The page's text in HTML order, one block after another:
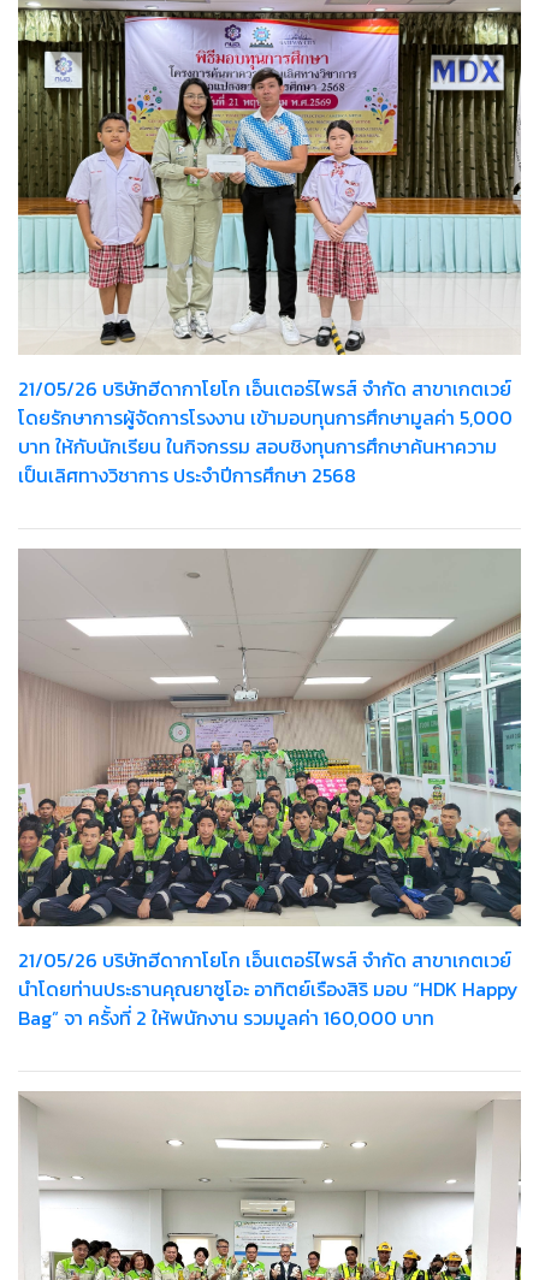
21/05/26 บริษัทฮีดากาโยโก เอ็นเตอร์ไพรส์ จำกัด สาขาเกตเวย์
โดยรักษาการผู้จัดการโรงงาน เข้ามอบทุนการศึกษามูลค่า 5,000
บาท ให้กับนักเรียน ในกิจกรรม สอบชิงทุนการศึกษาค้นหาความ
เป็นเลิศทางวิชาการ ประจำปีการศึกษา 2568
21/05/26 บริษัทฮีดากาโยโก เอ็นเตอร์ไพรส์ จำกัด สาขาเกตเวย์
นำโดยท่านประธานคุณยาซูโอะ อาทิตย์เรืองสิริ มอบ “HDK Happy
Bag” จา ครั้งที่ 2 ให้พนักงาน รวมมูลค่า 160,000 บาท